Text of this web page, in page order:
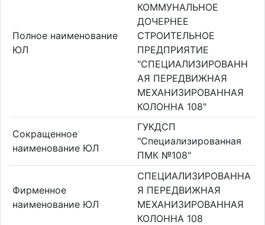
Полное наименование
ЮЛ
КОММУНАЛЬНОЕ
ДОЧЕРНЕЕ
СТРОИТЕЛЬНОЕ
ПРЕДПРИЯТИЕ
"СПЕЦИАЛИЗИРОВАНН
АЯ ПЕРЕДВИЖНАЯ
МЕХАНИЗИРОВАННАЯ
КОЛОННА 108"
Сокращенное
наименование ЮЛ
ГУКДСП
"Специализированная
ПМК №108"
Фирменное
наименование ЮЛ
СПЕЦИАЛИЗИРОВАННА
Я ПЕРЕДВИЖНАЯ
МЕХАНИЗИРОВАННАЯ
КОЛОННА 108